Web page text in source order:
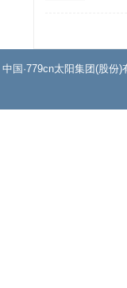
国·779cn太阳集团(股份